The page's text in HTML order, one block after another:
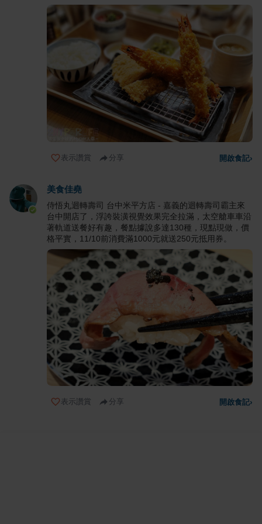
表示讚賞 分享 開啟食記›
美食佳堯
侍悟丸迴轉壽司 台中米平方店 - 嘉義的迴轉壽司霸主來
台中開店了，浮誇裝潢視覺效果完全拉滿，太空艙車車沿
著軌道送餐好有趣，餐點據說多達130種，現點現做，價
格平實，11/10前消費滿1000元就送250元抵用券。
表示讚賞 分享 開啟食記›